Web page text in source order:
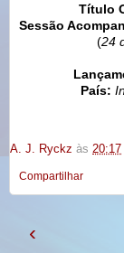
Título
Sessão
(24
País:
A. J. Ryckz às 20:17
Compartilhar
‹